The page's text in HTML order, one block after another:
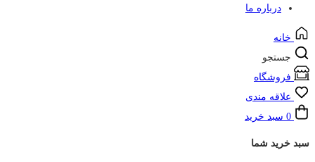
درباره ما
خانه
جستجو
فروشگاه
علاقه مندی
0 سبد خرید
سبد خرید شما